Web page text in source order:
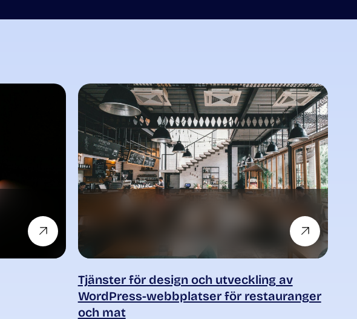
Tjänster för design och utveckling av
WordPress-webbplatser för restauranger
och mat